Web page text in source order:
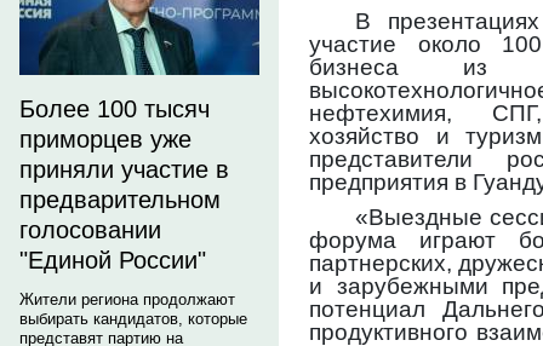
Более 100 тысяч
приморцев уже
приняли участие в
предварительном
голосовании
"Единой России"
Жители региона продолжают
выбирать кандидатов, которые
представят партию на
В
участие около 100
бизнеса из
нефтехимия,
хозяйство и
представители
предприятия в
«Выездные
форума играют
партнерских,
и зарубежными
потенциал
продуктивного